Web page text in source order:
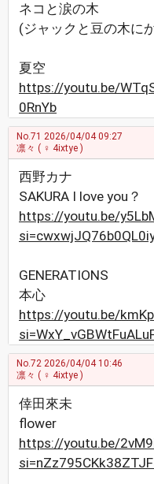
ネコと涙の木
(ジャックと豆の木に
夏空
https://youtu.be/
0RnYb
No.71 2026/04/04 09:27
凛々 ( ♀ 4ixtye )
西野カナ
SAKURA I love you？
https://youtu.be/
GENERATIONS
本心
https://youtu.be/
No.72 2026/04/04 10:46
凛々 ( ♀ 4ixtye )
倖田來未
flower
https://youtu.be/